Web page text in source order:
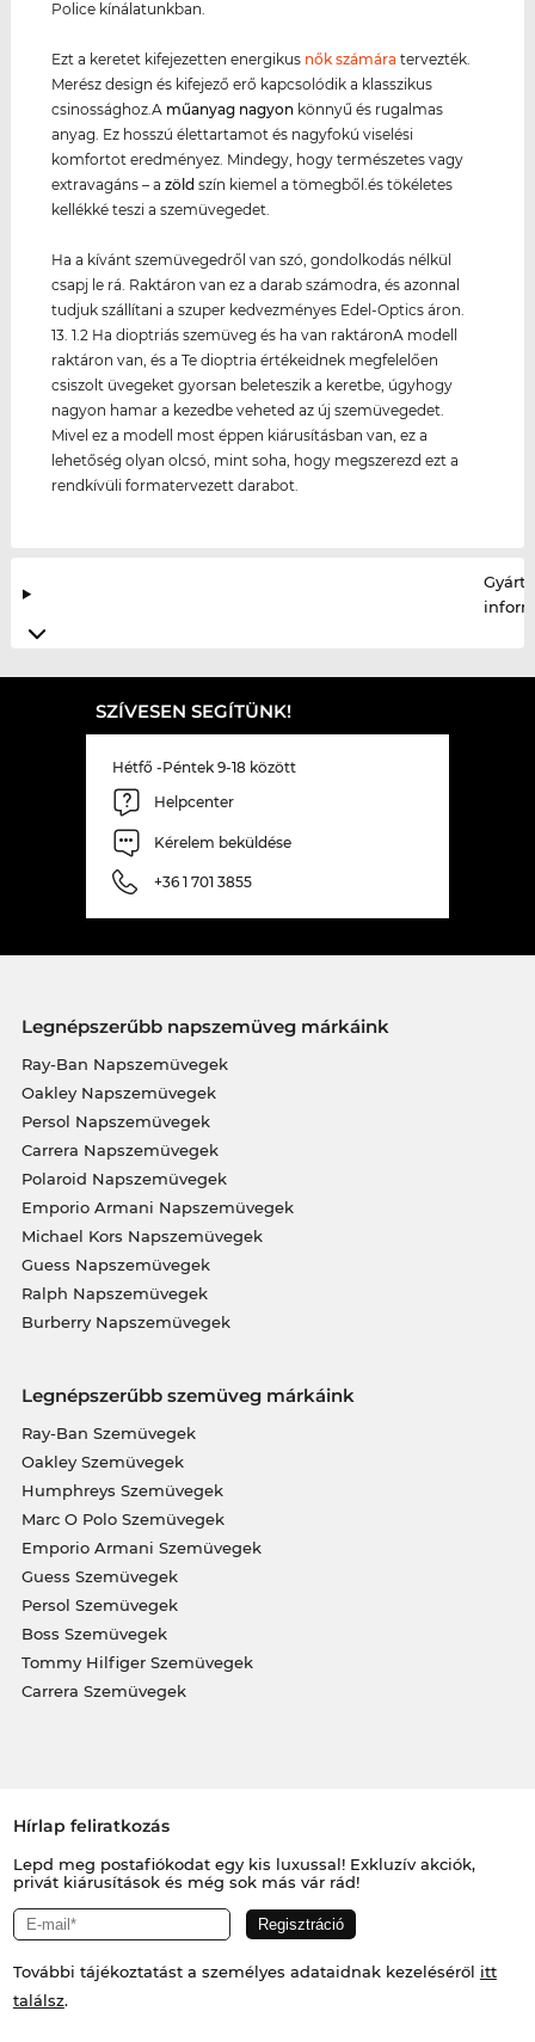
Police kínálatunkban.
Ezt a keretet kifejezetten energikus nők számára tervezték.
Merész design és kifejező erő kapcsolódik a klasszikus
csinossághoz.A műanyag nagyon könnyű és rugalmas
anyag. Ez hosszú élettartamot és nagyfokú viselési
komfortot eredményez. Mindegy, hogy természetes vagy
extravagáns – azöld szín kiemel a tömegből.és tökéletes
kellékké teszi a szemüvegedet.
Ha a kívánt szemüvegedről van szó, gondolkodás nélkül
csapj le rá. Raktáron van ez a darab számodra, és azonnal
tudjuk szállítani a szuper kedvezményes Edel-Optics áron.
13. 1.2 Ha dioptriás szemüveg és ha van raktáronA modell
raktáron van, és a Te dioptria értékeidnek megfelelően
csiszolt üvegeket gyorsan beleteszik a keretbe, úgyhogy
nagyon hamar a kezedbe veheted az új szemüvegedet.
Mivel ez a modell most éppen kiárusításban van, ez a
lehetőség olyan olcsó, mint soha, hogy megszerezd ezt a
rendkívüli formatervezett darabot.
SZÍVESEN SEGÍTÜNK!
Hétfő -Péntek 9-18 között
Helpcenter
Kérelem beküldése
+36 1 701 3855
Legnépszerűbb napszemüveg márkáink
Ray-Ban Napszemüvegek
Oakley Napszemüvegek
Persol Napszemüvegek
Carrera Napszemüvegek
Polaroid Napszemüvegek
Emporio Armani Napszemüvegek
Michael Kors Napszemüvegek
Guess Napszemüvegek
Ralph Napszemüvegek
Burberry Napszemüvegek
Legnépszerűbb szemüveg márkáink
Ray-Ban Szemüvegek
Oakley Szemüvegek
Humphreys Szemüvegek
Marc O Polo Szemüvegek
Emporio Armani Szemüvegek
Guess Szemüvegek
Persol Szemüvegek
Boss Szemüvegek
Tommy Hilfiger Szemüvegek
Carrera Szemüvegek
Hírlap feliratkozás
Lepd meg postafiókodat egy kis luxussal! Exkluzív akciók,
privát kiárusítások és még sok más vár rád!
További tájékoztatást a személyes adataidnak kezeléséről itt
találsz.